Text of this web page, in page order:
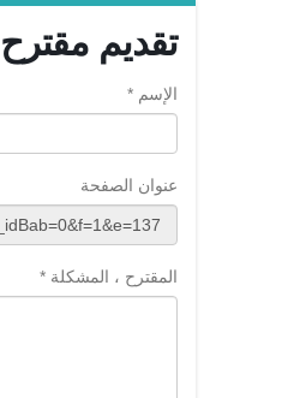
تقديم مقترح
الإسم *
عنوان الصفحة
المقترح ، المشكلة *